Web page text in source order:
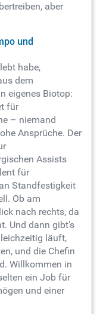
aber
und
habe,
dem
eigenes Biotop:
für
– niemand
Ansprüche. Der
Assists
für
Standfestigkeit
Ob am
nach rechts, da
Und dann gibt’s
läuft,
und die Chefin
Willkommen in
ein Job für
und einer